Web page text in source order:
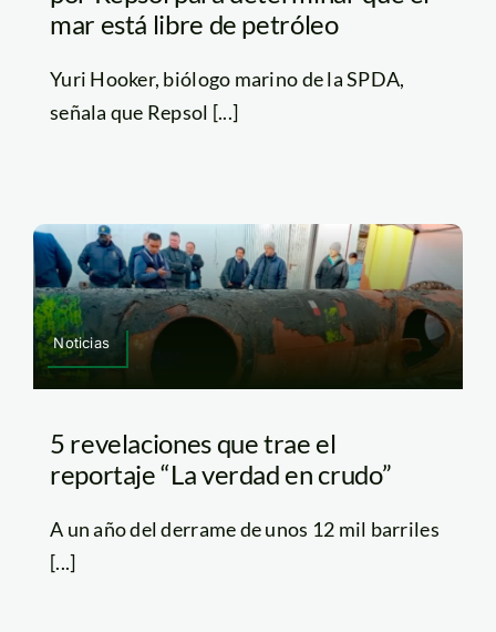
mar está libre de petróleo
Yuri Hooker, biólogo marino de la SPDA,
señala que Repsol [...]
Noticias
5 revelaciones que trae el
reportaje “La verdad en crudo”
A un año del derrame de unos 12 mil barriles
[...]